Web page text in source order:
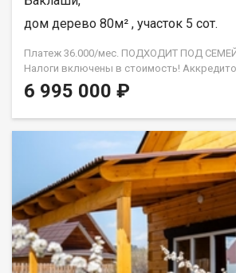
дом дерево 80м² , участок 5 сот.
Платеж 36.000/мес. ПОДХОДИТ ПОД
Налоги включены в стоимость!
застройщик! Свет подключен! (Имеется
наличный расчет 5% Дом: Планировка: 3
Проведён тёплый водяной пол.
Центральное холодное водоснабжение.
Санфаянс, водонагреватель. Натяжные
покрытие - керамогранит.
Утеплённый фундамент. Земельный
солнечный, площадь - 5 соток. Участок
Отличное местоположение, рядом с
соседи. Категория земель земли
разрешенного использования ТСН.
оформлении ипотеки, помощь с
6 995 000 ₽